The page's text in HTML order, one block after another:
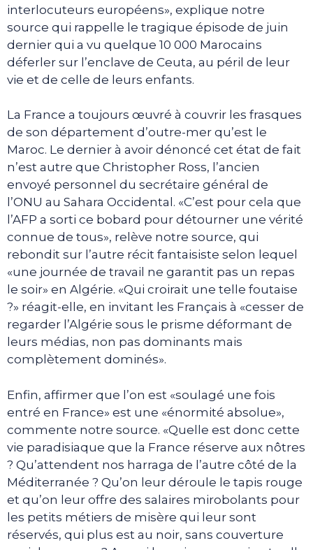
interlocuteurs européens», explique notre
source qui rappelle le tragique épisode de juin
dernier qui a vu quelque 10 000 Marocains
déferler sur l’enclave de Ceuta, au péril de leur
vie et de celle de leurs enfants.
La France a toujours œuvré à couvrir les frasques
de son département d’outre-mer qu’est le
Maroc. Le dernier à avoir dénoncé cet état de fait
n’est autre que Christopher Ross, l’ancien
envoyé personnel du secrétaire général de
l’ONU au Sahara Occidental. «C’est pour cela que
l’AFP a sorti ce bobard pour détourner une vérité
connue de tous», relève notre source, qui
rebondit sur l’autre récit fantaisiste selon lequel
«une journée de travail ne garantit pas un repas
le soir» en Algérie. «Qui croirait une telle foutaise
?» réagit-elle, en invitant les Français à «cesser de
regarder l’Algérie sous le prisme déformant de
leurs médias, non pas dominants mais
complètement dominés».
Enfin, affirmer que l’on est «soulagé une fois
entré en France» est une «énormité absolue»,
commente notre source. «Quelle est donc cette
vie paradisiaque que la France réserve aux nôtres
? Qu’attendent nos harraga de l’autre côté de la
Méditerranée ? Qu’on leur déroule le tapis rouge
et qu’on leur offre des salaires mirobolants pour
les petits métiers de misère qui leur sont
réservés, qui plus est au noir, sans couverture